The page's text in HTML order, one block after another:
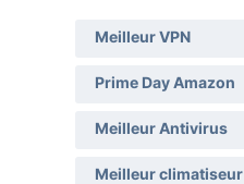
Meilleur VPN
Prime Day Amazon
Meilleur Antivirus
Meilleur climatiseur